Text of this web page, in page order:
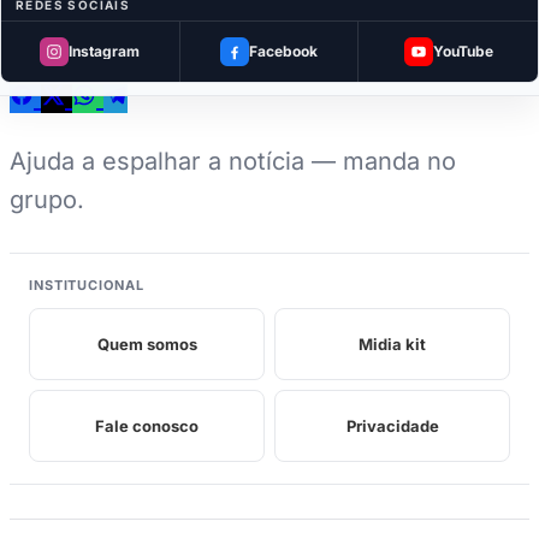
REDES SOCIAIS
Instagram Facebook YouTube
Curtiu? Compartilhe
Ajuda a espalhar a notícia — manda no
grupo.
INSTITUCIONAL
Quem somos Midia kit
Fale conosco Privacidade